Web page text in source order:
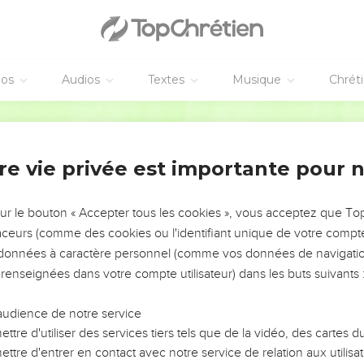
Audios Textes Musique
regarde ceux qui viennent du nord : où donc est le
ta fierté ?
s’imposeront comme maîtres ceux même à qui tu as
« Pourquoi tout cela m’est-il arrivé ? » sache que c’est à cause
robe ont été relevés et qu’on te fait violence.
la couleur de sa peau, un léopard les taches de son
mettre à bien agir, vous qui avez pris l’habitude de
je vous disperserai comme des brins de paille dans le vent du
je te fixe, déclare l’Eternel, car tu m’as oublié pour placer
je relève ta robe jusque sur ton visage, et l’on verra ta
tes hennissements, tes *prostitutions exécrables, tes idoles
vie privée est importante pour
le bouton « Accepter tous les cookies », vous acceptez que
(comme des cookies ou l'identifiant unique de votre
à caractère personnel (comme vos données de
dans votre compte utilisateur) dans les buts suivants :
de notre service
d'utiliser des services tiers tels que de la vidéo, des cartes
d'entrer en contact avec notre service de relation aux